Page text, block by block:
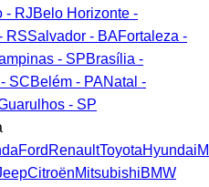
- RJBelo Horizonte -
RSSalvador - BAFortaleza -
- SPBrasília -
SCBelém - PANatal -
- SP
Ford RenaultToyotaHyundai
CitroënMitsubishiBMW